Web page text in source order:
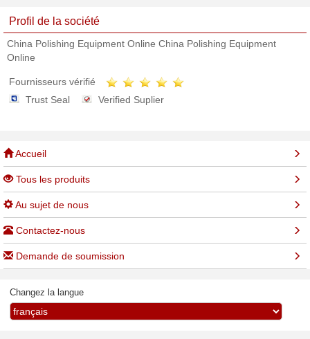
Profil de la société
China Polishing Equipment Online China Polishing Equipment
Online
Fournisseurs vérifié
Trust Seal
Verified Suplier
Accueil
Tous les produits
Au sujet de nous
Contactez-nous
Demande de soumission
Changez la langue